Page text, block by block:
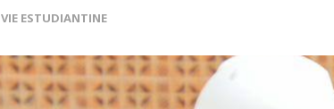
VIE ESTUDIANTINE